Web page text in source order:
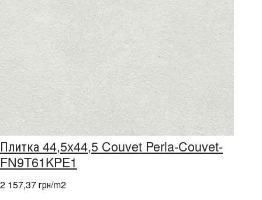
Плитка 44,5x44,5 Couvet Perla-Couvet-
FN9T61KPE1
2 157,37 грн/m2